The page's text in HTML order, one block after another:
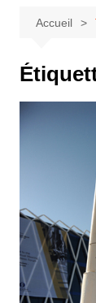
Accueil